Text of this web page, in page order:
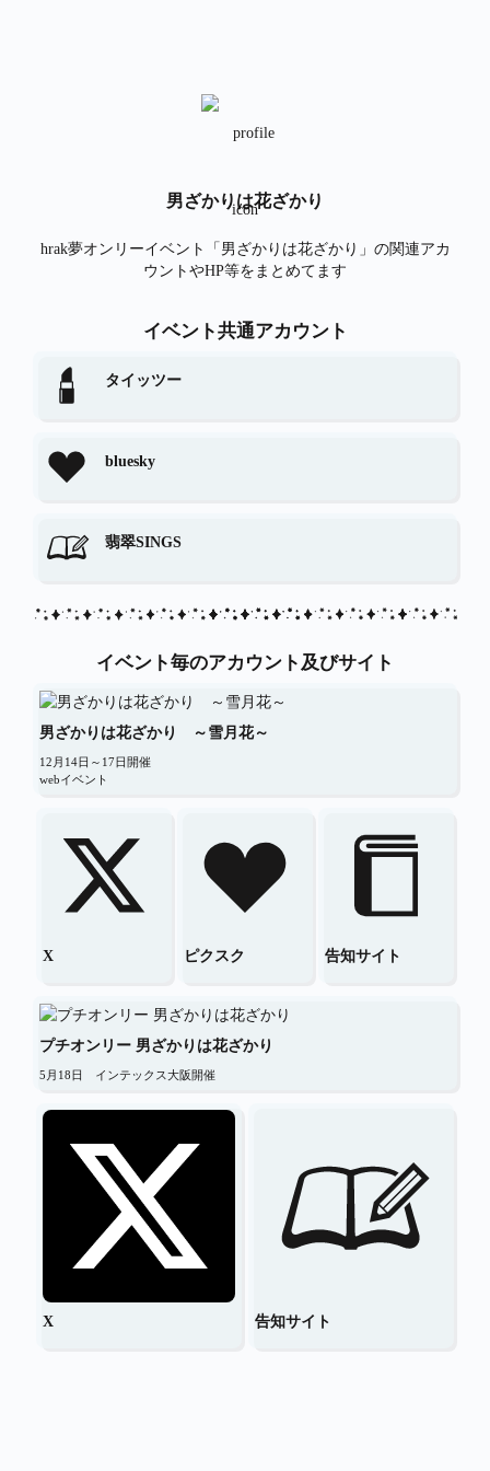
男ざかりは花ざかり
hrak夢オンリーイベント「男ざかりは花ざかり」の関連アカ
ウントやHP等をまとめてます
イベント共通アカウント
タイッツー
bluesky
翡翠SINGS
イベント毎のアカウント及びサイト
男ざかりは花ざかり ～雪月花～
12月14日～17日開催
webイベント
X ピクスク 告知サイト
プチオンリー 男ざかりは花ざかり
5月18日　インテックス大阪開催
X 告知サイト